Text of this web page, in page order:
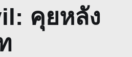
คุยหลัง